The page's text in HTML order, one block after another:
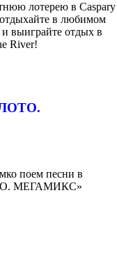
лотерею в Caspary
в любимом
выиграйте отдых в
River!
поем песни в
МЕГАМИКС»